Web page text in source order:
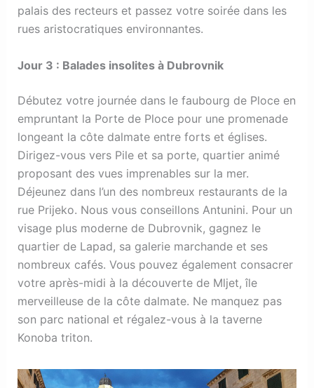
palais des recteurs et passez votre soirée dans les
rues aristocratiques environnantes.
Jour 3 : Balades insolites à Dubrovnik
Débutez votre journée dans le faubourg de Ploce en
empruntant la Porte de Ploce pour une promenade
longeant la côte dalmate entre forts et églises.
Dirigez-vous vers Pile et sa porte, quartier animé
proposant des vues imprenables sur la mer.
Déjeunez dans l’un des nombreux restaurants de la
rue Prijeko. Nous vous conseillons Antunini. Pour un
visage plus moderne de Dubrovnik, gagnez le
quartier de Lapad, sa galerie marchande et ses
nombreux cafés. Vous pouvez également consacrer
votre après-midi à la découverte de Mljet, île
merveilleuse de la côte dalmate. Ne manquez pas
son parc national et régalez-vous à la taverne
Konoba triton.